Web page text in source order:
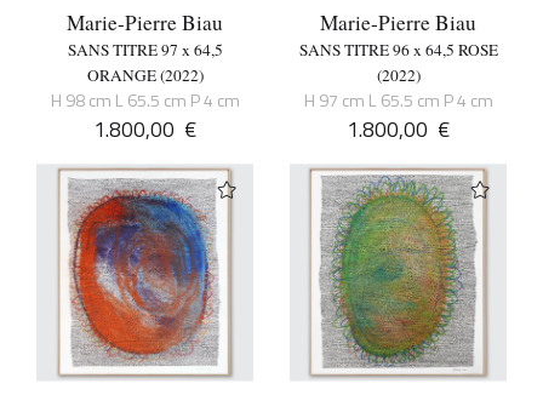
Marie-Pierre Biau
SANS TITRE 97 x 64,5
ORANGE (2022)
H 98 cm L 65.5 cm P 4 cm
1.800,00 €
Marie-Pierre Biau
SANS TITRE 96 x 64,5 ROSE
(2022)
H 97 cm L 65.5 cm P 4 cm
1.800,00 €